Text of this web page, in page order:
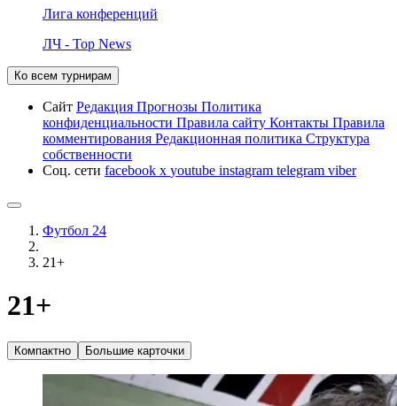
Лига конференций
ЛЧ - Top News
Ко всем турнирам
Сайт Редакция Прогнозы Политика
конфиденциальности Правила сайту Контакты Правила
комментирования Редакционная политика Структура
собственности
Соц. сети facebook x youtube instagram telegram viber
Футбол 24
21+
21+
Компактно Большие карточки